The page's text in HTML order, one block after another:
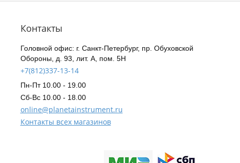
Контакты
Головной офис: г. Санкт-Петербург, пр. Обуховской
Обороны, д. 93, лит. А, пом. 5Н
+7(812)337-13-14
Пн-Пт 10.00 - 19.00
Сб-Вс 10.00 - 18.00
online@planetainstrument.ru
Контакты всех магазинов